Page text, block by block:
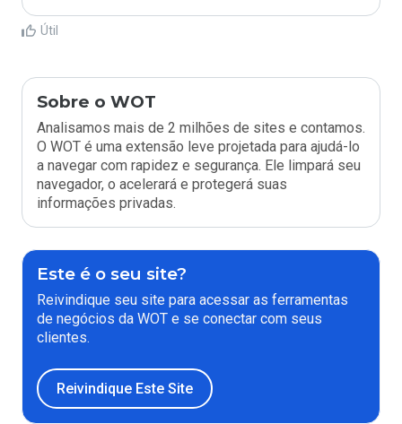
Útil
Sobre o WOT
Analisamos mais de 2 milhões de sites e contamos.
O WOT é uma extensão leve projetada para ajudá-lo
a navegar com rapidez e segurança. Ele limpará seu
navegador, o acelerará e protegerá suas
informações privadas.
Este é o seu site?
Reivindique seu site para acessar as ferramentas
de negócios da WOT e se conectar com seus
clientes.
Reivindique Este Site